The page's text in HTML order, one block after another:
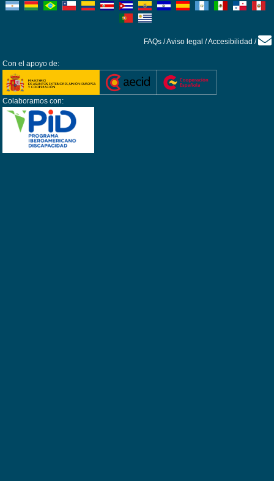
FAQs /Aviso legal /Accesibilidad /
Con el apoyo de:
Colaboramos con: